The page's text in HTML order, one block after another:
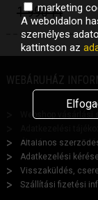
1 990 Ft
WEBÁRUHÁZ
Webshop vásárlási
Általános
Adatkezelési
Visszaküldés,
Szállítási fizetési
marketing
A weboldalon
személyes
kattintson az